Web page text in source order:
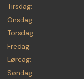
Tirsdag:
Onsdag:
Torsdag:
Fredag:
Lørdag:
Søndag: